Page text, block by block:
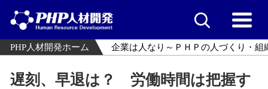
PHP人材開発ホーム 企業は人なり～ＰＨＰの人づくり・組
遅刻、早退は？ 労働時間は把握す